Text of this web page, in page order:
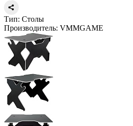
Тип: Столы
Производитель: VMMGAME